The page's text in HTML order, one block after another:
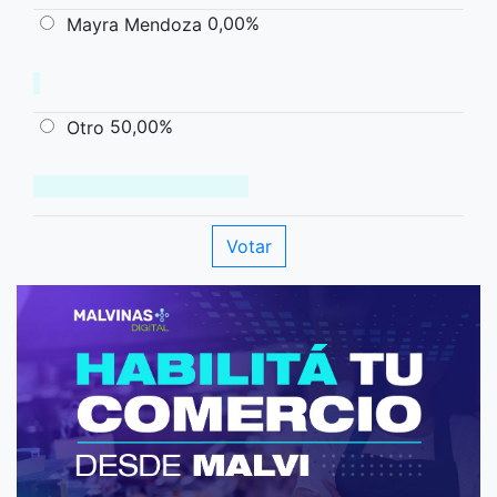
Mayra Mendoza 0,00%
Otro 50,00%